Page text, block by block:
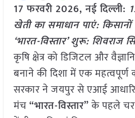
17 फरवरी 2026, नई दिल्ली:
खेती का समाधान पाएं:
‘भारत-विस्तार’ शुरू: शिवराज
कृषि क्षेत्र को डिजिटल और
बनाने की दिशा में एक
सरकार ने जयपुर से एआई
मंच“भारत-विस्तार”के पहले